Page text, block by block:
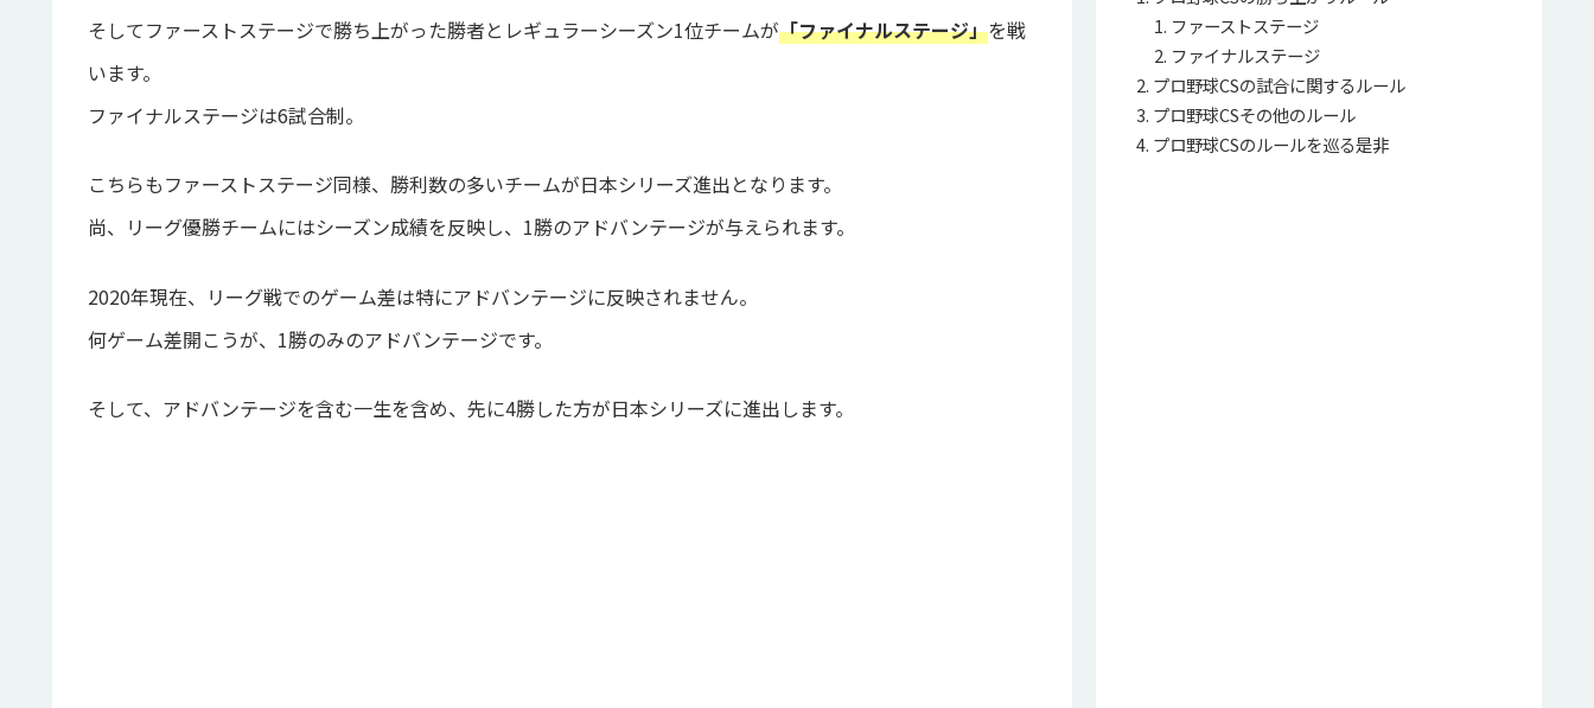
そしてファーストステージで勝ち上がった勝者とレギュラーシーズン1位チームが「ファイナルステージ」を戦
います。
ファイナルステージは6試合制。
こちらもファーストステージ同様、勝利数の多いチームが日本シリーズ進出となります。
尚、リーグ優勝チームにはシーズン成績を反映し、1勝のアドバンテージが与えられます。
2020年現在、リーグ戦でのゲーム差は特にアドバンテージに反映されません。
何ゲーム差開こうが、1勝のみのアドバンテージです。
そして、アドバンテージを含む一生を含め、先に4勝した方が日本シリーズに進出します。
ファーストステージ
ファイナルステージ
プロ野球CSの試合に関するルール
プロ野球CSその他のルール
プロ野球CSのルールを巡る是非